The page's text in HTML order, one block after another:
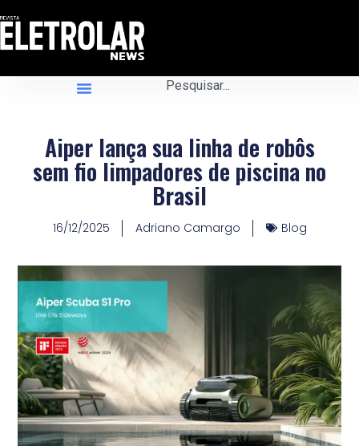
Aiper lança sua linha de robôs
sem fio limpadores de piscina no
Brasil
16/12/2025 Adriano Camargo Blog